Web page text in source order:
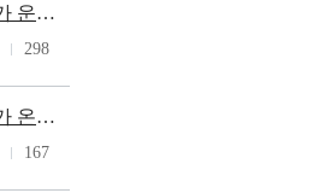
2022. 교원능력개발평가 운영 관련 서식(충북)
298
2022. 교원능력개발평가 온라인시스템 QnA
167